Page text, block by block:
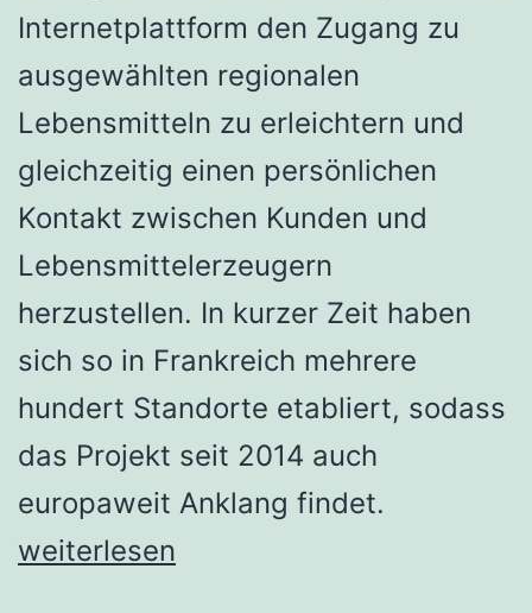
Internetplattform den Zugang zu
ausgewählten regionalen
Lebensmitteln zu erleichtern und
gleichzeitig einen persönlichen
Kontakt zwischen Kunden und
Lebensmittelerzeugern
herzustellen. In kurzer Zeit haben
sich so in Frankreich mehrere
hundert Standorte etabliert, sodass
das Projekt seit 2014 auch
europaweit Anklang findet.
Marktschwärmer
weiterlesen